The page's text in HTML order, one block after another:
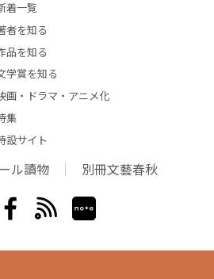
着一覧
者を知る
品を知る
学賞を知る
画・ドラマ・アニメ化
集
設サイト
ル讀物 別冊文藝春秋